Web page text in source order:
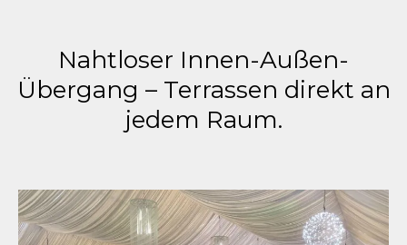
Nahtloser Innen-Außen-
Übergang – Terrassen direkt an
jedem Raum.